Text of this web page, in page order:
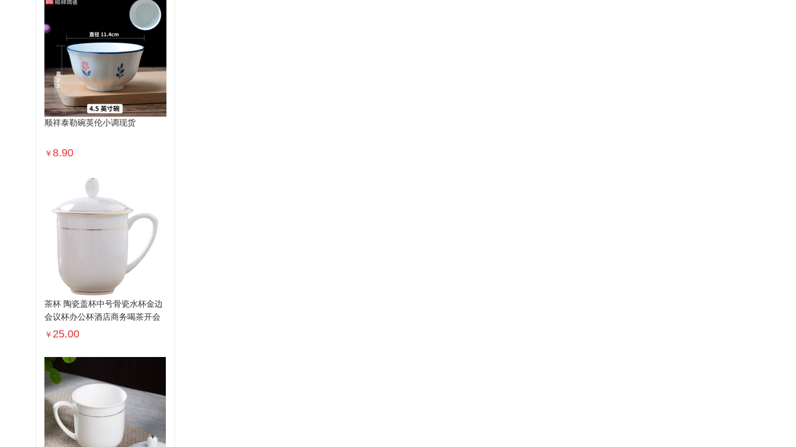
顺祥泰勒碗英伦小调现货
￥8.90
茶杯 陶瓷盖杯中号骨瓷水杯金边
会议杯办公杯酒店商务喝茶开会
杯...
￥ 25.00